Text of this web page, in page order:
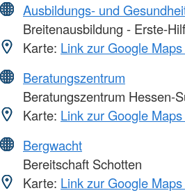
Ausbildungs- und
Breitenausbildung - Erste-
Karte: Link zur Google
Beratungszentrum
Beratungszentrum Hessen-
Karte: Link zur Google
Bergwacht
Bereitschaft Schotten
Karte: Link zur Google